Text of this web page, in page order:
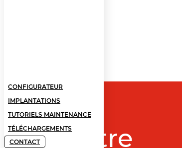
CONFIGURATEUR
IMPLANTATIONS
TUTORIELS MAINTENANCE
TÉLÉCHARGEMENTS
CONTACT
Notre